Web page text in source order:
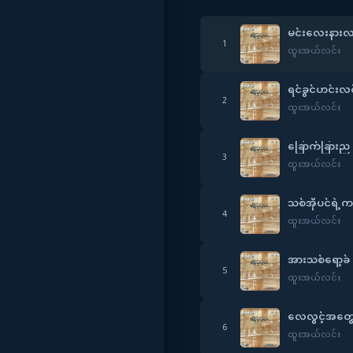
1 မင်းလေးနာ
ထူးအယ်လင်း
2 ရင်ခွင်ဟင်းလ
ထူးအယ်လင်း
3 ခြောက်ခြားည
ထူးအယ်လင်း
4 သစ်အိုပင်ရဲ့ကမ္
ထူးအယ်လင်း
5 အားသစ်ရော့ခ်
ထူးအယ်လင်း
6 လေလွင့်အတွ
ထူးအယ်လင်း